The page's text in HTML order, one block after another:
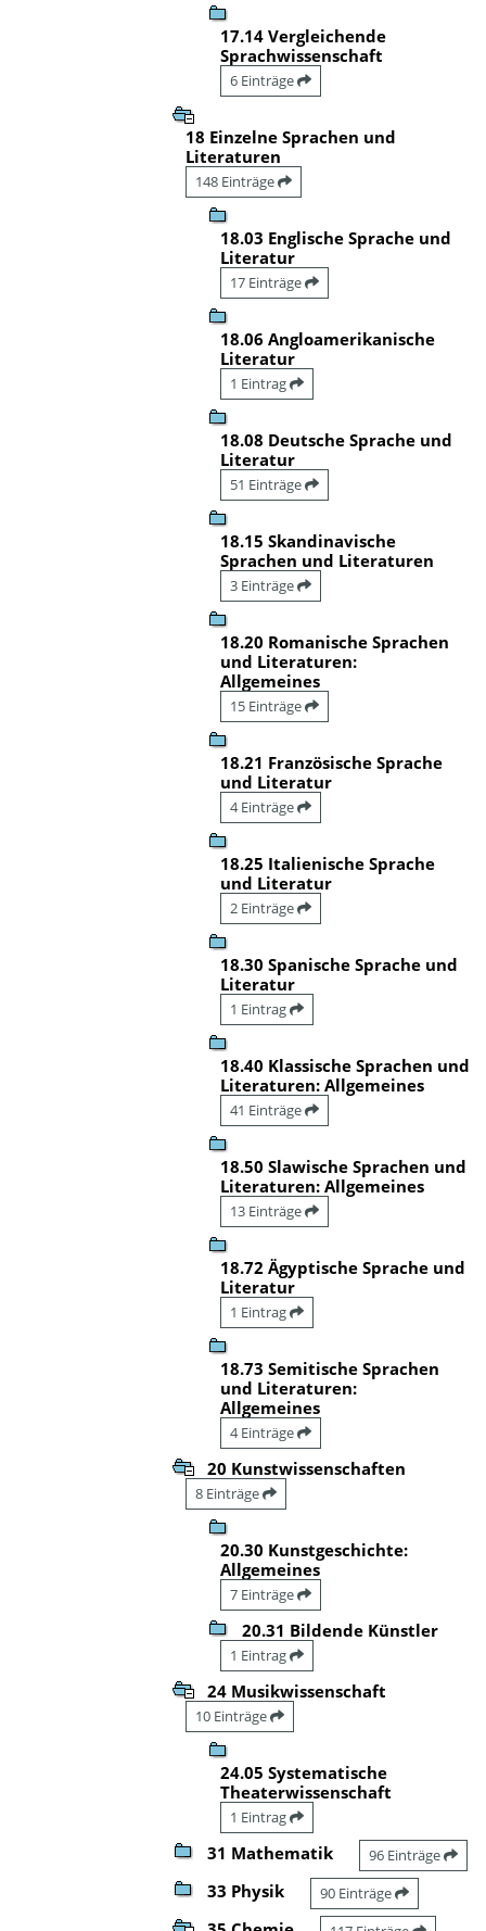
17.14 Vergleichende
Sprachwissenschaft
6 Einträge
18 Einzelne Sprachen und
Literaturen
148 Einträge
18.03 Englische Sprache und
Literatur
17 Einträge
18.06 Angloamerikanische
Literatur
1 Eintrag
18.08 Deutsche Sprache und
Literatur
51 Einträge
18.15 Skandinavische
Sprachen und Literaturen
3 Einträge
18.20 Romanische Sprachen
und Literaturen:
Allgemeines
15 Einträge
18.21 Französische Sprache
und Literatur
4 Einträge
18.25 Italienische Sprache
und Literatur
2 Einträge
18.30 Spanische Sprache und
Literatur
1 Eintrag
18.40 Klassische Sprachen und
Literaturen: Allgemeines
41 Einträge
18.50 Slawische Sprachen und
Literaturen: Allgemeines
13 Einträge
18.72 Ägyptische Sprache und
Literatur
1 Eintrag
18.73 Semitische Sprachen
und Literaturen:
Allgemeines
4 Einträge
20 Kunstwissenschaften
8 Einträge
20.30 Kunstgeschichte:
Allgemeines
7 Einträge
20.31 Bildende Künstler
1 Eintrag
24 Musikwissenschaft
10 Einträge
24.05 Systematische
Theaterwissenschaft
1 Eintrag
31 Mathematik 96 Einträge
33 Physik 90 Einträge